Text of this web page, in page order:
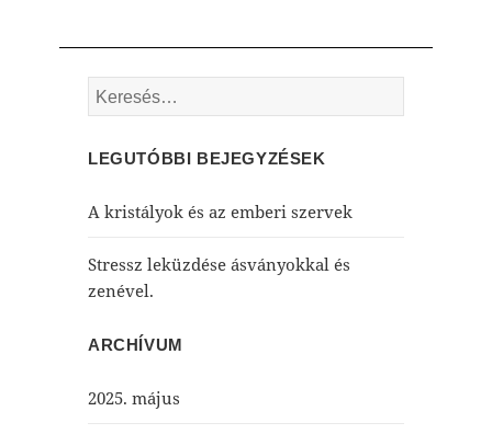
Keresés:
LEGUTÓBBI BEJEGYZÉSEK
A kristályok és az emberi szervek
Stressz leküzdése ásványokkal és
zenével.
ARCHÍVUM
2025. május